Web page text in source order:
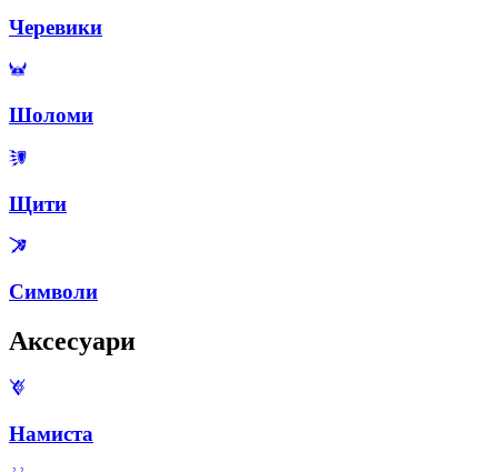
Черевики
Шоломи
Щити
Символи
Аксесуари
Намиста